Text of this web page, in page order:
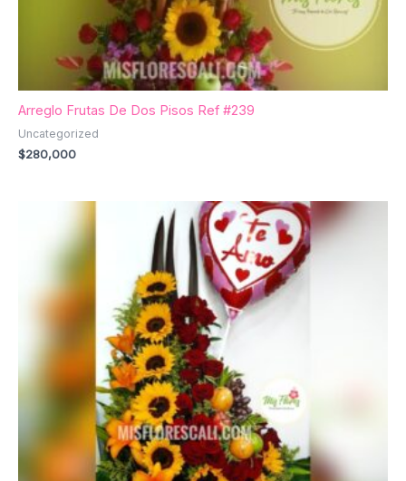
Arreglo Frutas De Dos Pisos Ref #239
Uncategorized
$280,000